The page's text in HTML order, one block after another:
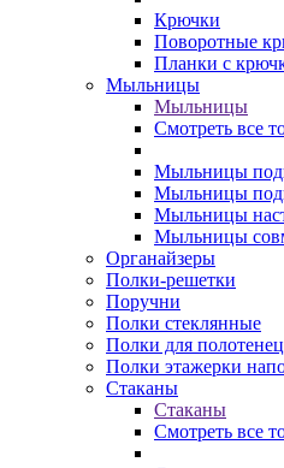
Крючки
Поворотные
Планки с
Мыльницы
Мыльницы
Смотреть все
Мыльницы
Мыльницы
Мыльницы
Мыльницы
Органайзеры
Полки-решетки
Поручни
Полки стеклянные
Полки для полотенец
Полки этажерки
Стаканы
Стаканы
Смотреть все